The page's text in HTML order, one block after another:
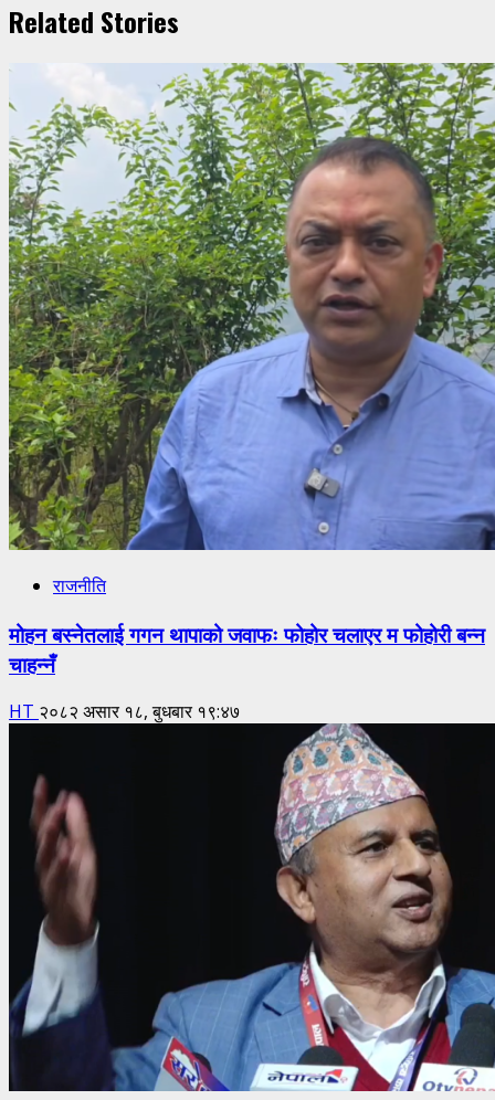
Related Stories
राजनीति
मोहन बस्नेतलाई गगन थापाको जवाफः फोहोर चलाएर म फोहोरी बन्न
चाहन्नँ
HT २०८२ असार १८, बुधबार १९:४७